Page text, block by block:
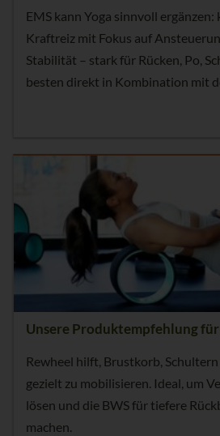
EMS kann Yoga sinnvoll
Kraftreiz mit Fokus auf
Stabilität – stark für Rücken, Po,
besten direkt in Kombination mit
Unsere Produktempfehlung
Rewheel hilft, Brustkorb,
gezielt zu mobilisieren. Ideal, um
lösen und die BWS für tiefere
machen.